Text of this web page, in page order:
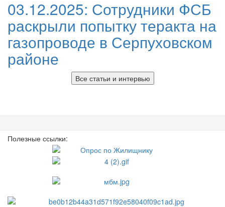
03.12.2025: Сотрудники ФСБ
раскрыли попытку теракта на
газопроводе в Серпуховском
районе
Все статьи и интервью
Полезные ссылки: